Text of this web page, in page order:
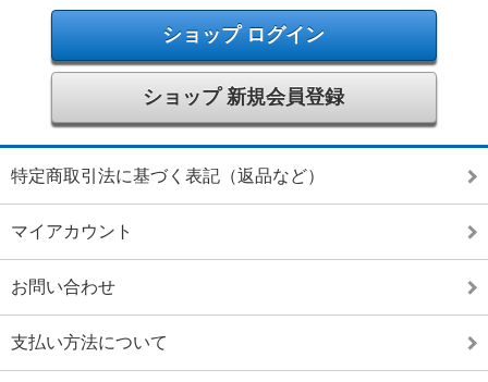
ショップ ログイン
ショップ 新規会員登録
特定商取引法に基づく表記（返品など）
マイアカウント
お問い合わせ
支払い方法について